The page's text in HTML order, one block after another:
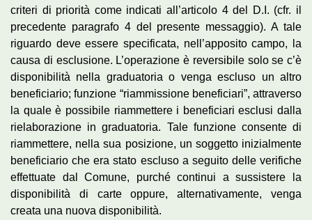
criteri di priorità come indicati all’articolo 4 del D.I. (cfr. il
precedente paragrafo 4 del presente messaggio). A tale
riguardo deve essere specificata, nell’apposito campo, la
causa di esclusione. L’operazione è reversibile solo se c’è
disponibilità nella graduatoria o venga escluso un altro
beneficiario; funzione “riammissione beneficiari”, attraverso
la quale è possibile riammettere i beneficiari esclusi dalla
rielaborazione in graduatoria. Tale funzione consente di
riammettere, nella sua posizione, un soggetto inizialmente
beneficiario che era stato escluso a seguito delle verifiche
effettuate dal Comune, purché continui a sussistere la
disponibilità di carte oppure, alternativamente, venga
creata una nuova disponibilità.